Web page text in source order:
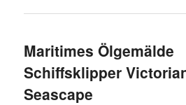
Maritimes Ölgemälde
Schiffsklipper
Seascape